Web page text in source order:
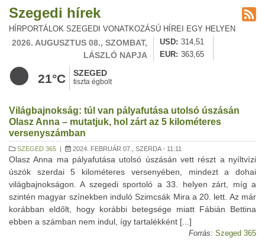
Szegedi hírek
HÍRPORTÁLOK SZEGEDI VONATKOZÁSÚ HÍREI EGY HELYEN
2026. AUGUSZTUS 08., SZOMBAT,
LÁSZLÓ NAPJA
USD
314,51
EUR
363,65
21°C SZEGED
tiszta égbolt
Világbajnokság: túl van pályafutása utolsó úszásán
Olasz Anna – mutatjuk, hol zárt az 5 kilométeres
versenyszámban
SZEGED 365 | 2024. FEBRUÁR 07., SZERDA - 11:11
Olasz Anna ma pályafutása utolsó úszásán vett részt a nyíltvízi
úszók szerdai 5 kilométeres versenyében, mindezt a dohai
világbajnokságon. A szegedi sportoló a 33. helyen zárt, míg a
szintén magyar színekben induló Szimcsák Mira a 20. lett. Az már
korábban eldőlt, hogy korábbi betegsége miatt Fábián Bettina
ebben a számban nem indul, így tartalékként [...]
Forrás: Szeged 365